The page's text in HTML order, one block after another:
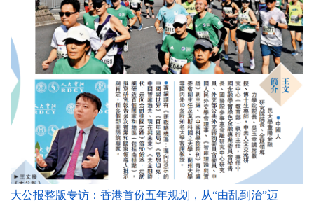
大公报整版专访：香港首份五年规划，从“由乱到治”迈